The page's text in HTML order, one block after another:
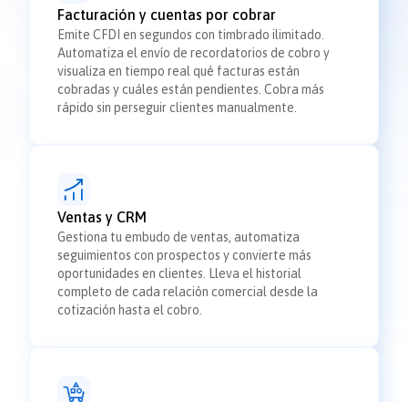
Facturación y cuentas por cobrar
Emite CFDI en segundos con timbrado ilimitado.
Automatiza el envío de recordatorios de cobro y
visualiza en tiempo real qué facturas están
cobradas y cuáles están pendientes. Cobra más
rápido sin perseguir clientes manualmente.
Ventas y CRM
Gestiona tu embudo de ventas, automatiza
seguimientos con prospectos y convierte más
oportunidades en clientes. Lleva el historial
completo de cada relación comercial desde la
cotización hasta el cobro.